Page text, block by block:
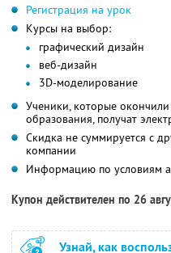
Регистрация на урок
Курсы на выбор:
графический дизайн
веб-дизайн
3D-моделирование
Ученики, которые
образования, получат
Скидка не суммируется с
компании
Информацию по условиям
Купон действителен по 26
Узнай, как